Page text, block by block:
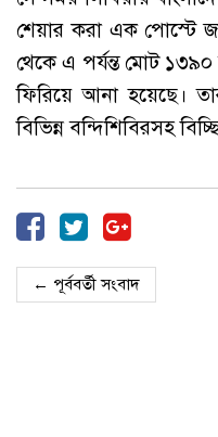
শেয়ার করা এক পোস্টে
থেকে এ পর্যন্ত মোট ১৩৯০
ফিরিয়ে আনা হয়েছে।
বিভিন্ন বন্দিশিবিরসহ
← পূর্ববর্তী সংবাদ